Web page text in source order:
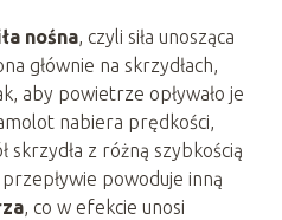
nośna, czyli siła unosząca
głównie na skrzydłach,
aby powietrze opływało je
nabiera prędkości,
z różną szybkością
powoduje inną
, co w efekcie unosi